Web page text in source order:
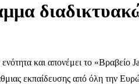
και απονέμει το «Βραβείο
εκπαίδευσης από όλη την